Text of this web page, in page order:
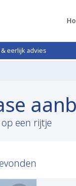
eerlijk advies
een rijtje